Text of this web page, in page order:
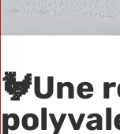
🐓Une